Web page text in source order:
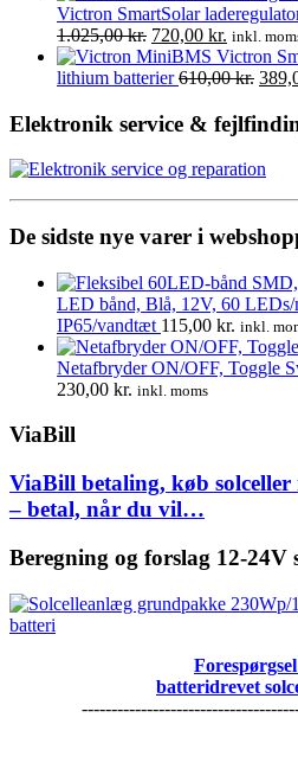
pris
var:
2.172,00 kr..
pris
er:
Victron SmartSolar
1.025,00kr. Den
oprindelige
pris
1.025,00 kr..
720,00 kr. Den
aktuelle
pris
720,00
inkl.
Victron
lithium batterier 610,00kr. Den
pris
Elektronik service &
De sidste nye varer i
LED bånd, Blå, 12V, 60 LEDs/
IP65/vandtæt 115,00 kr. inkl.
Netafbryder ON/OFF, Toggle
230,00 kr. inkl. moms
ViaBill
ViaBill betaling, køb solceller
– betal, når du vil…
Beregning og forslag 12-24V
batteridrevet